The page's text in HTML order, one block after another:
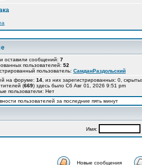
оставили сообщений: 7
пользователей: 52
пользователь: СамданРаздольский
на форуме: 14 , из них зарегистрированных: 0,
(669) здесь было Сб Авг 01, 2026 9:51 pm
пользователи: Нет
пользователей за последние пять минут
Имя:
Новые сообщения